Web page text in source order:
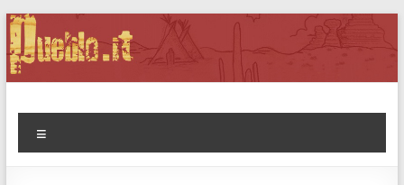
Salta
al
contenuto
Pueblo.it
Fabio Forte, ovvero: il richiamo della Foresta